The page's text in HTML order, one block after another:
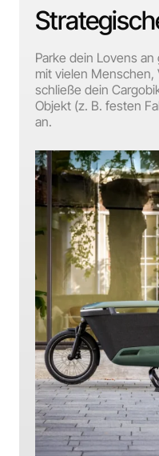
Parke dein Lovens
mit vielen Menschen,
schließe dein
Objekt (z. B. festen
an.